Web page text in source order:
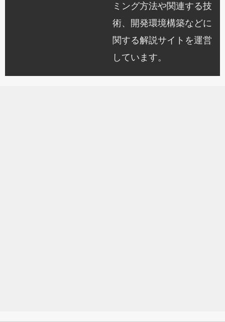
ミング方法や関連する技
術、開発環境構築などに
関する解説サイトを運営
しています。